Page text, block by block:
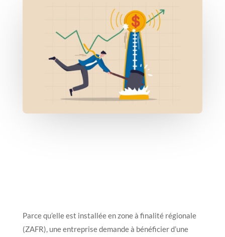
Parce qu’elle est installée en zone à finalité régionale
(ZAFR), une entreprise demande à bénéficier d’une